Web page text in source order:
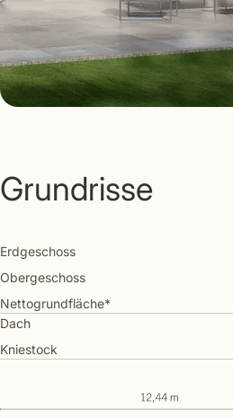
Grundrisse
Erdgeschoss
Obergeschoss
Nettogrundfläche*
Dach
Kniestock